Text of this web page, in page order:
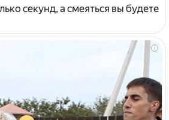
секунд, а смеяться вы будете
i